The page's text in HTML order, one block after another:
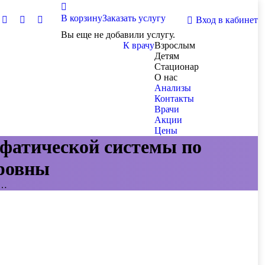
В корзинуЗаказать услугу
Вы еще не добавили услугу.
Вход в кабинет
Взрослым
Детям
Стационар
О нас
Анализы
Контакты
Врачи
Акции
Цены
К врачу
системы по